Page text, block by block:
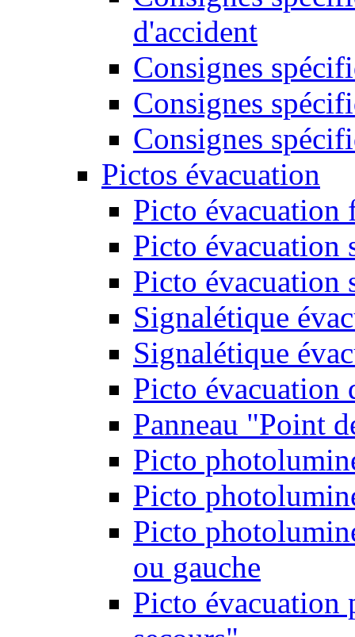
d'accident
Consignes
Consignes
Consignes
Pictos évacuation
Picto évacuation
Picto évacuation
Picto évacuation
Signalétique
Signalétique
Picto évacuation
Panneau "Point
Picto
Picto
Picto
ou gauche
Picto évacuation